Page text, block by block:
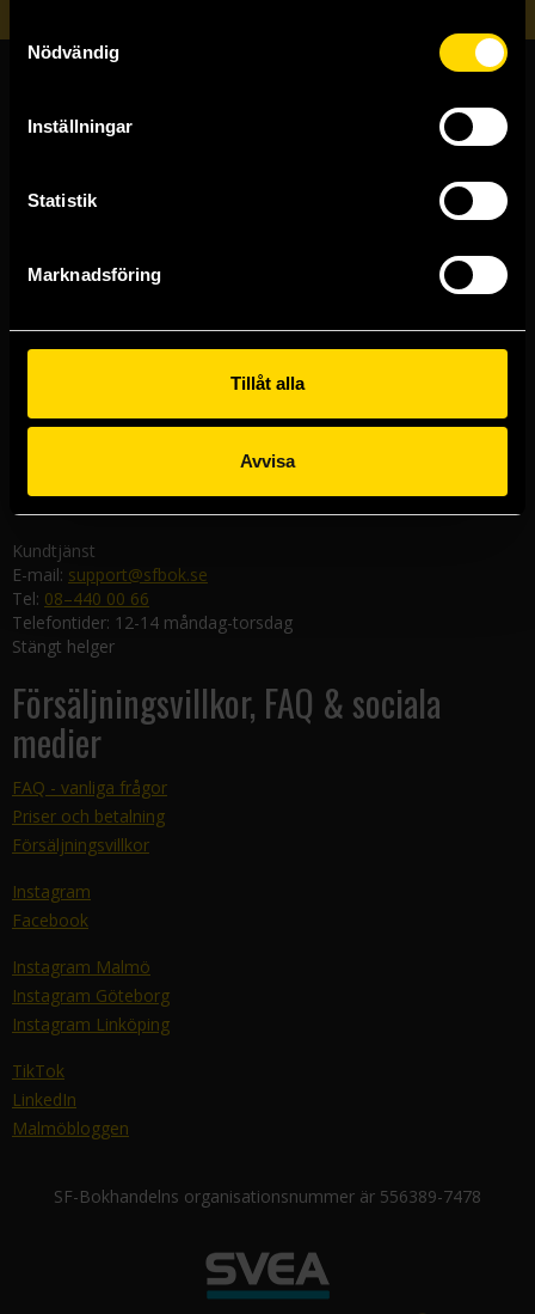
Nödvändig
Inställningar
Statistik
Marknadsföring
Tillåt alla
Avvisa
Butiker & kundtjänst
Västerlånggatan 48
Göteborgsbutiken
Kungsgatan 19
Malmöbutiken
582 19 Linköping
Kundtjänst
E-mail: support@sfbok.se
Tel: 08–440 00 66
Telefontider: 12-14 måndag-torsdag
Stängt helger
Försäljningsvillkor, FAQ & sociala
medier
FAQ - vanliga frågor
Priser och betalning
Försäljningsvillkor
Instagram
Facebook
Instagram Malmö
Instagram Göteborg
Instagram Linköping
TikTok
LinkedIn
Malmöbloggen
SF-Bokhandelns organisationsnummer är 556389-7478